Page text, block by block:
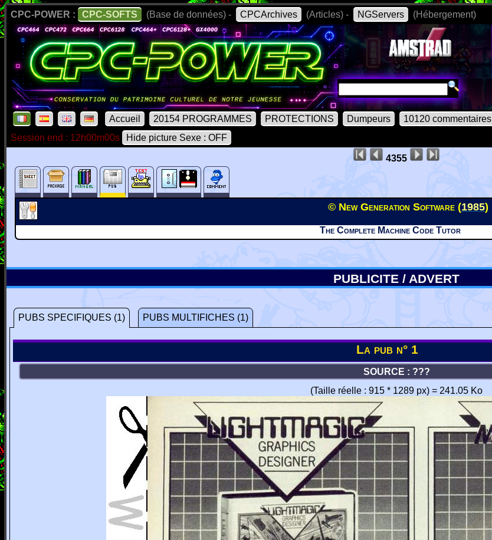
CPC-POWER : CPC-SOFTS (Base de données) - CPCArchives (Articles) - NGServers (Hébergement)
Accueil 20154 PROGRAMMES PROTECTIONS Dumpeurs 10120 commentaires
Session end : 12h00m00s
Hide picture Sexe : OFF
4355
© New Generation Software (1985)
The Complete Machine Code Tutor
PUBLICITE / ADVERT
PUBS SPECIFIQUES (1) PUBS MULTIFICHES (1)
La pub n° 1
SOURCE : ???
(Taille réelle : 915 * 1289 px) = 241.05 Ko